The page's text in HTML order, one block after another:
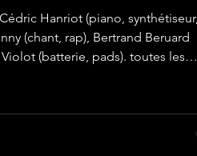
Hanriot (piano, synthétiseur,
Bertrand Beruard
(batterie, pads). toutes les